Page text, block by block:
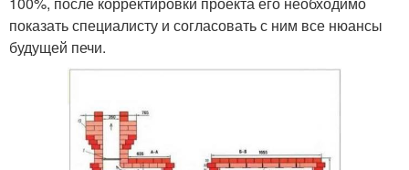
показать специалисту и согласовать с ним все нюансы
будущей печи.